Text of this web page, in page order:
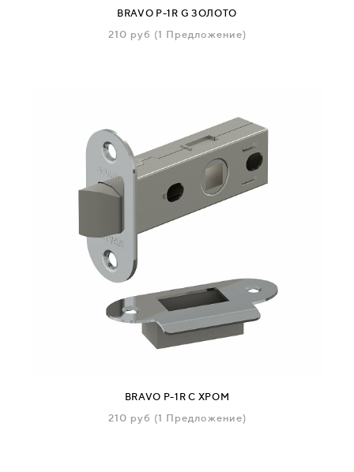
BRAVO P-1R G ЗОЛОТО
210 руб (1 Предложение)
BRAVO P-1R C ХРОМ
210 руб (1 Предложение)